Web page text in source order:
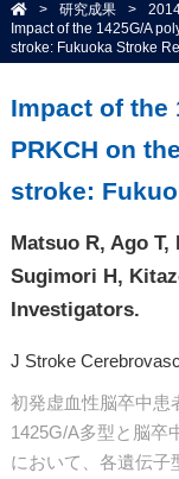
研究成果
Impact of the 1425G/A
stroke: Fukuoka Stroke
Impact of the
PRKCH on
stroke:
Matsuo R, Ago T,
Sugimori H,
Investigators.
J Stroke
初発虚血性脳卒中患
1425G/A多型と脳卒
において、各遺伝子